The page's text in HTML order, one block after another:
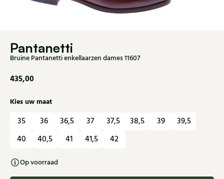
Pantanetti
Bruine Pantanetti enkellaarzen dames 11607
435,00
Kies uw maat
35 36 36,5 37 37,5 38,5 39
39,5
40
40,5 41 41,5 42
Op voorraad